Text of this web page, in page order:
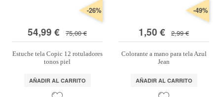
54,99 € 75,00 €
-26%
Estuche tela Copic 12 rotuladores
tonos piel
AÑADIR AL CARRITO
1,50 € 2,99 €
-49%
Colorante a mano para tela Azul
Jean
AÑADIR AL CARRITO